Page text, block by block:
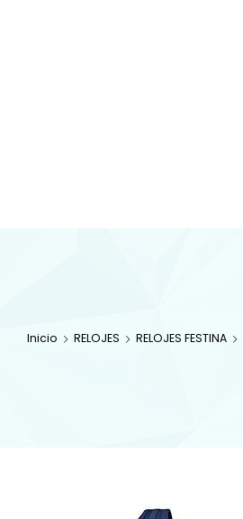
Inicio RELOJES RELOJES FESTINA